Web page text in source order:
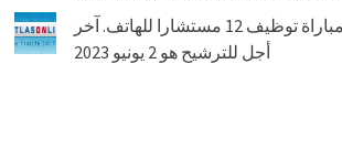
أطلس أون لاين: مباراة توظيف 12 مستشارا للهاتف. آخر
أجل للترشيح هو 2 يونيو 2023